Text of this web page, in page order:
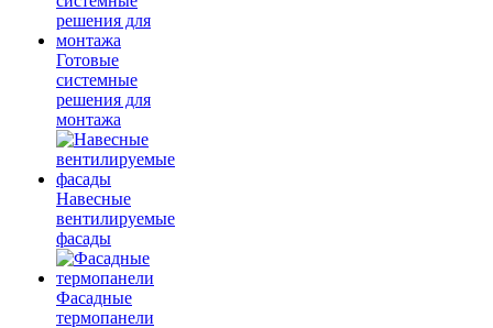
Готовые
системные
решения для
монтажа
Навесные
вентилируемые
фасады
Фасадные
термопанели